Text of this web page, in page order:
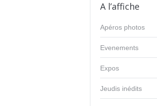
A l’affiche
Apéros photos
Evenements
Expos
Jeudis inédits